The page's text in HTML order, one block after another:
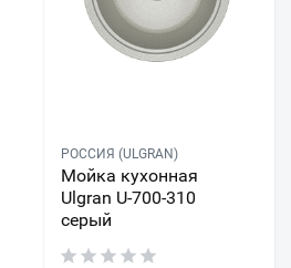
РОССИЯ (ULGRAN)
Мойка кухонная
Ulgran U-700-310
серый